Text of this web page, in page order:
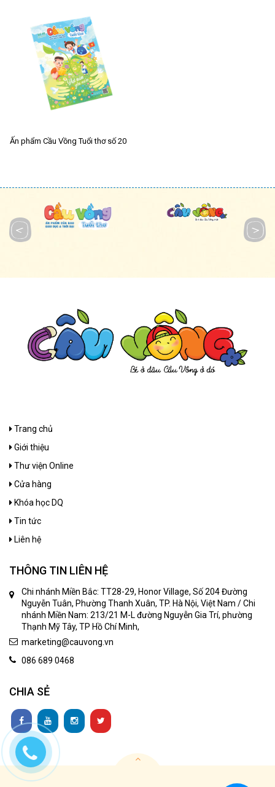
Ấn phẩm Cầu Vồng Tuổi thơ số 20
Trang chủ
Giới thiệu
Thư viện Online
Cửa hàng
Khóa học DQ
Tin tức
Liên hệ
THÔNG TIN LIÊN HỆ
Chi nhánh Miền Bắc: TT28-29, Honor Village, Số 204 Đường
Nguyễn Tuân, Phường Thanh Xuân, TP. Hà Nội, Việt Nam / Chi
nhánh Miền Nam: 213/21 M-L đường Nguyễn Gia Trí, phường
Thạnh Mỹ Tây, TP Hồ Chí Minh,
marketing@cauvong.vn
086 689 0468
CHIA SẺ